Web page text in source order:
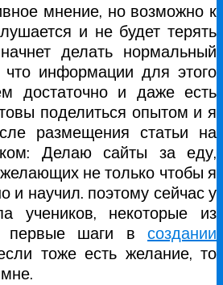
мнение, но возможно к
и не будет терять
делать нормальный
информации для этого
достаточно и даже есть
поделиться опытом и я
размещения статьи на
Делаю сайты за еду,
не только чтобы я
и научил. поэтому сейчас у
учеников, некоторые из
первые шаги в создании
тоже есть желание, то